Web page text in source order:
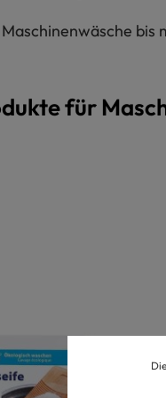
bis
für